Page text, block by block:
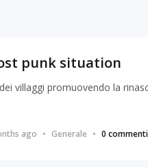
punk situation
villaggi promuovendo la
ago • Generale • 0 commenti